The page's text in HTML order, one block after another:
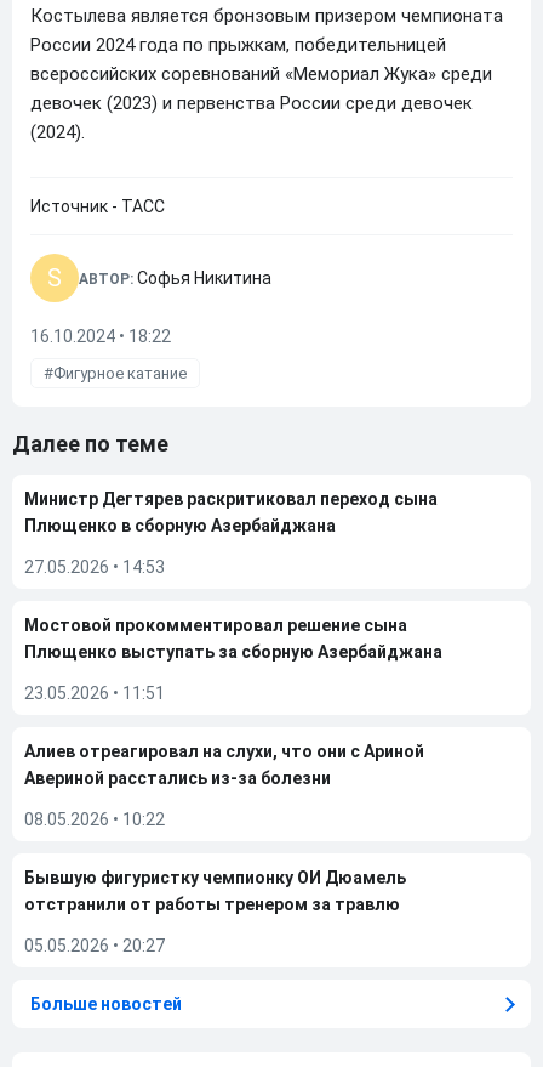
Костылева является бронзовым призером чемпионата
России 2024 года по прыжкам, победительницей
всероссийских соревнований «Мемориал Жука» среди
девочек (2023) и первенства России среди девочек
(2024).
Источник - ТАСС
S АВТОР: Софья Никитина
16.10.2024 • 18:22
Фигурное катание
Далее по теме
Министр Дегтярев раскритиковал переход сына
Плющенко в сборную Азербайджана
27.05.2026 • 14:53
Мостовой прокомментировал решение сына
Плющенко выступать за сборную Азербайджана
23.05.2026 • 11:51
Алиев отреагировал на слухи, что они с Ариной
Авериной расстались из-за болезни
08.05.2026 • 10:22
Бывшую фигуристку чемпионку ОИ Дюамель
отстранили от работы тренером за травлю
05.05.2026 • 20:27
Больше новостей